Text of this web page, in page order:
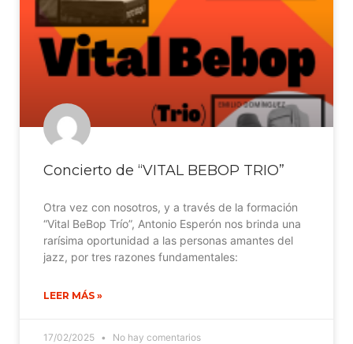
Concierto de “VITAL BEBOP TRIO”
Otra vez con nosotros, y a través de la formación
“Vital BeBop Trío”, Antonio Esperón nos brinda una
rarísima oportunidad a las personas amantes del
jazz, por tres razones fundamentales:
LEER MÁS »
17/02/2025 No hay comentarios